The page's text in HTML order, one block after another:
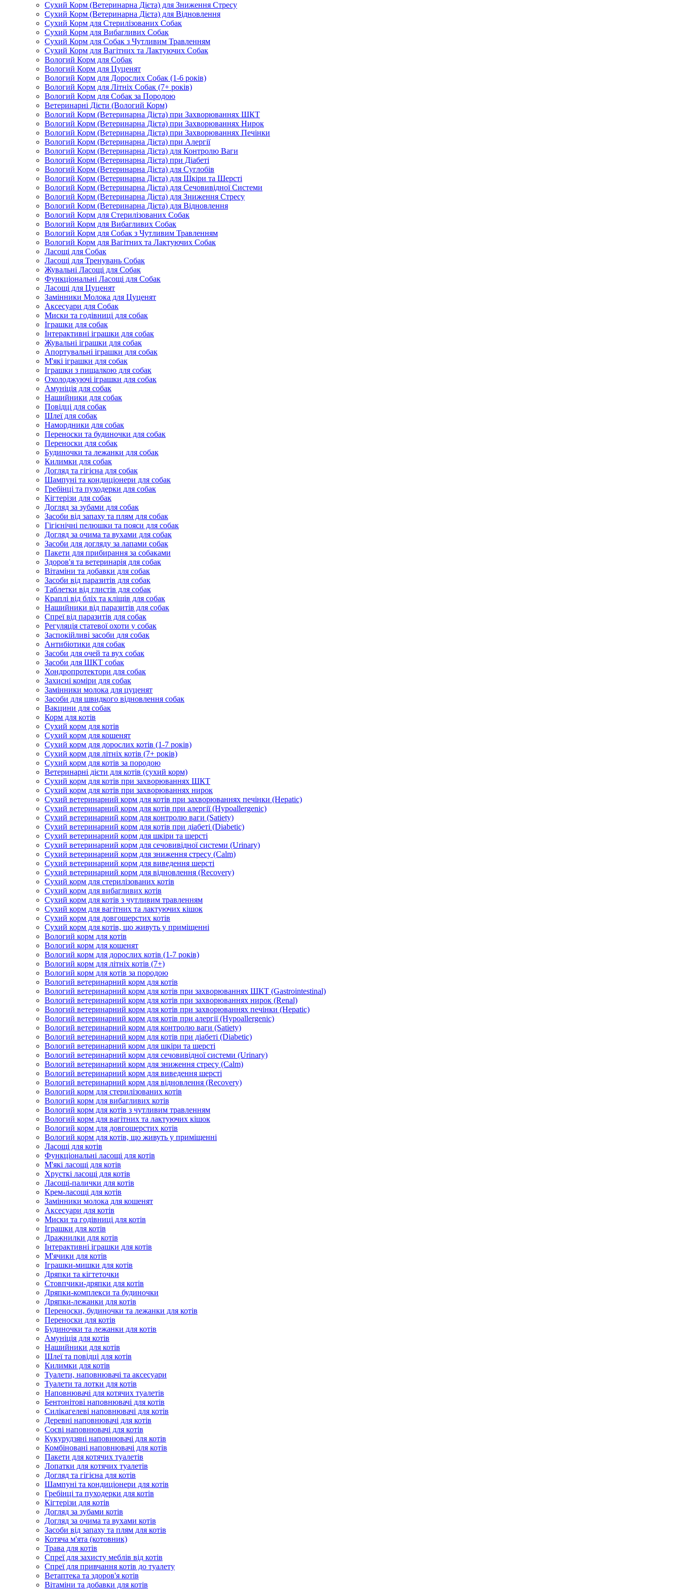
Сухий Корм (Ветеринарна Дієта) для Зниження Стресу
Сухий Корм (Ветеринарна Дієта) для Відновлення
Сухий Корм для Стерилізованих Собак
Сухий Корм для Вибагливих Собак
Сухий Корм для Собак з Чутливим Травленням
Сухий Корм для Вагітних та Лактуючих Собак
Вологий Корм для Собак
Вологий Корм для Цуценят
Вологий Корм для Дорослих Собак (1-6 років)
Вологий Корм для Літніх Собак (7+ років)
Вологий Корм для Собак за Породою
Ветеринарні Дієти (Вологий Корм)
Вологий Корм (Ветеринарна Дієта) при Захворюваннях ШКТ
Вологий Корм (Ветеринарна Дієта) при Захворюваннях Нирок
Вологий Корм (Ветеринарна Дієта) при Захворюваннях Печінки
Вологий Корм (Ветеринарна Дієта) при Алергії
Вологий Корм (Ветеринарна Дієта) для Контролю Ваги
Вологий Корм (Ветеринарна Дієта) при Діабеті
Вологий Корм (Ветеринарна Дієта) для Суглобів
Вологий Корм (Ветеринарна Дієта) для Шкіри та Шерсті
Вологий Корм (Ветеринарна Дієта) для Сечовивідної Системи
Вологий Корм (Ветеринарна Дієта) для Зниження Стресу
Вологий Корм (Ветеринарна Дієта) для Відновлення
Вологий Корм для Стерилізованих Собак
Вологий Корм для Вибагливих Собак
Вологий Корм для Собак з Чутливим Травленням
Вологий Корм для Вагітних та Лактуючих Собак
Ласощі для Собак
Ласощі для Тренувань Собак
Жувальні Ласощі для Собак
Функціональні Ласощі для Собак
Ласощі для Цуценят
Замінники Молока для Цуценят
Аксесуари для Собак
Миски та годівниці для собак
Іграшки для собак
Інтерактивні іграшки для собак
Жувальні іграшки для собак
Апортувальні іграшки для собак
М'які іграшки для собак
Іграшки з пищалкою для собак
Охолоджуючі іграшки для собак
Амуніція для собак
Нашийники для собак
Повідці для собак
Шлеї для собак
Намордники для собак
Переноски та будиночки для собак
Переноски для собак
Будиночки та лежанки для собак
Килимки для собак
Догляд та гігієна для собак
Шампуні та кондиціонери для собак
Гребінці та пуходерки для собак
Кігтерізи для собак
Догляд за зубами для собак
Засоби від запаху та плям для собак
Гігієнічні пелюшки та пояси для собак
Догляд за очима та вухами для собак
Засоби для догляду за лапами собак
Пакети для прибирання за собаками
Здоров'я та ветеринарія для собак
Вітаміни та добавки для собак
Засоби від паразитів для собак
Таблетки від глистів для собак
Краплі від бліх та кліщів для собак
Нашийники від паразитів для собак
Спреї від паразитів для собак
Регуляція статевої охоти у собак
Заспокійливі засоби для собак
Антибіотики для собак
Засоби для очей та вух собак
Засоби для ШКТ собак
Хондропротектори для собак
Захисні коміри для собак
Замінники молока для цуценят
Засоби для швидкого відновлення собак
Вакцини для собак
Корм для котів
Сухий корм для котів
Сухий корм для кошенят
Сухий корм для дорослих котів (1-7 років)
Сухий корм для літніх котів (7+ років)
Сухий корм для котів за породою
Ветеринарні дієти для котів (сухий корм)
Сухий корм для котів при захворюваннях ШКТ
Сухий корм для котів при захворюваннях нирок
Сухий ветеринарний корм для котів при захворюваннях печінки (Hepatic)
Сухий ветеринарний корм для котів при алергії (Hypoallergenic)
Сухий ветеринарний корм для контролю ваги (Satiety)
Сухий ветеринарний корм для котів при діабеті (Diabetic)
Сухий ветеринарний корм для шкіри та шерсті
Сухий ветеринарний корм для сечовивідної системи (Urinary)
Сухий ветеринарний корм для зниження стресу (Calm)
Сухий ветеринарний корм для виведення шерсті
Сухий ветеринарний корм для відновлення (Recovery)
Сухий корм для стерилізованих котів
Сухий корм для вибагливих котів
Сухий корм для котів з чутливим травленням
Сухий корм для вагітних та лактуючих кішок
Сухий корм для довгошерстих котів
Сухий корм для котів, що живуть у приміщенні
Вологий корм для котів
Вологий корм для кошенят
Вологий корм для дорослих котів (1-7 років)
Вологий корм для літніх котів (7+)
Вологий корм для котів за породою
Вологий ветеринарний корм для котів
Вологий ветеринарний корм для котів при захворюваннях ШКТ (Gastrointestinal)
Вологий ветеринарний корм для котів при захворюваннях нирок (Renal)
Вологий ветеринарний корм для котів при захворюваннях печінки (Hepatic)
Вологий ветеринарний корм для котів при алергії (Hypoallergenic)
Вологий ветеринарний корм для контролю ваги (Satiety)
Вологий ветеринарний корм для котів при діабеті (Diabetic)
Вологий ветеринарний корм для шкіри та шерсті
Вологий ветеринарний корм для сечовивідної системи (Urinary)
Вологий ветеринарний корм для зниження стресу (Calm)
Вологий ветеринарний корм для виведення шерсті
Вологий ветеринарний корм для відновлення (Recovery)
Вологий корм для стерилізованих котів
Вологий корм для вибагливих котів
Вологий корм для котів з чутливим травленням
Вологий корм для вагітних та лактуючих кішок
Вологий корм для довгошерстих котів
Вологий корм для котів, що живуть у приміщенні
Ласощі для котів
Функціональні ласощі для котів
М'які ласощі для котів
Хрусткі ласощі для котів
Ласощі-палички для котів
Крем-ласощі для котів
Замінники молока для кошенят
Аксесуари для котів
Миски та годівниці для котів
Іграшки для котів
Дражнилки для котів
Інтерактивні іграшки для котів
М'ячики для котів
Іграшки-мишки для котів
Дряпки та кігтеточки
Стовпчики-дряпки для котів
Дряпки-комплекси та будиночки
Дряпки-лежанки для котів
Переноски, будиночки та лежанки для котів
Переноски для котів
Будиночки та лежанки для котів
Амуніція для котів
Нашийники для котів
Шлеї та повідці для котів
Килимки для котів
Туалети, наповнювачі та аксесуари
Туалети та лотки для котів
Наповнювачі для котячих туалетів
Бентонітові наповнювачі для котів
Силікагелеві наповнювачі для котів
Деревні наповнювачі для котів
Соєві наповнювачі для котів
Кукурудзяні наповнювачі для котів
Комбіновані наповнювачі для котів
Пакети для котячих туалетів
Лопатки для котячих туалетів
Догляд та гігієна для котів
Шампуні та кондиціонери для котів
Гребінці та пуходерки для котів
Кігтерізи для котів
Догляд за зубами котів
Догляд за очима та вухами котів
Засоби від запаху та плям для котів
Котяча м'ята (котовник)
Трава для котів
Спреї для захисту меблів від котів
Спреї для привчання котів до туалету
Ветаптека та здоров'я котів
Вітаміни та добавки для котів